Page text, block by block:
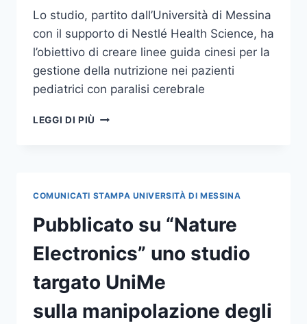
PER
L’INNOVAZIONE.
Lo studio, partito dall’Università di Messina
con il supporto di Nestlé Health Science, ha
l’obiettivo di creare linee guida cinesi per la
gestione della nutrizione nei pazienti
pediatrici con paralisi cerebrale
LEGGI DI PIÙ LA
UN PROGETTO
PILOTA TRA
L’UNIVERSITÀ
DI
MESSINA
E
CENTRI
COMUNICATI STAMPA UNIVERSITÀ DI MESSINA
Pubblicato su “Nature
Electronics” uno studio
targato UniMe
sulla manipolazione degli